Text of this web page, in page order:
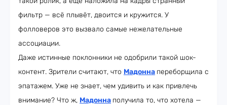
фильтр — всё плывёт, двоится и кружится. У
фолловеров это вызвало самые нежелательные
ассоциации.
Даже истинные поклонники не одобрили такой шок-
контент. Зрители считают, что Мадонна переборщила с
эпатажем. Уже не знает, чем удивить и как привлечь
внимание? Что ж, Мадонна получила то, что хотела —